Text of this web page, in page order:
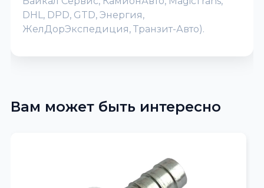
DHL, DPD, GTD, Энергия,
ЖелДорЭкспедиция, Транзит-Авто).
Вам может быть интересно